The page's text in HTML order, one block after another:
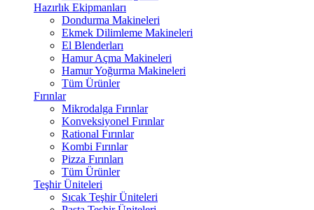
Hazırlık Ekipmanları
Dondurma Makineleri
Ekmek Dilimleme Makineleri
El Blenderları
Hamur Açma Makineleri
Hamur Yoğurma Makineleri
Tüm Ürünler
Fırınlar
Mikrodalga Fırınlar
Konveksiyonel Fırınlar
Rational Fırınlar
Kombi Fırınlar
Pizza Fırınları
Tüm Ürünler
Teşhir Üniteleri
Sıcak Teşhir Üniteleri